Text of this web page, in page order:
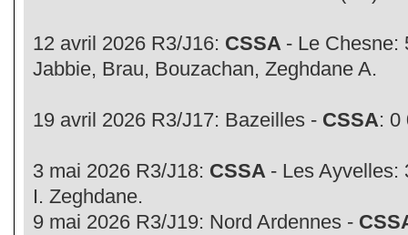
12 avril 2026 R3/J16: CSSA - Le Chesne:
Jabbie, Brau, Bouzachan, Zeghdane A.
19 avril 2026 R3/J17: Bazeilles - CSSA: 0
3 mai 2026 R3/J18: CSSA - Les Ayvelles:
I. Zeghdane.
9 mai 2026 R3/J19: Nord Ardennes -